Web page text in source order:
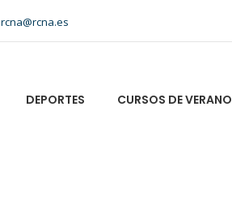
rcna@rcna.es
DEPORTES CURSOS DE VERANO